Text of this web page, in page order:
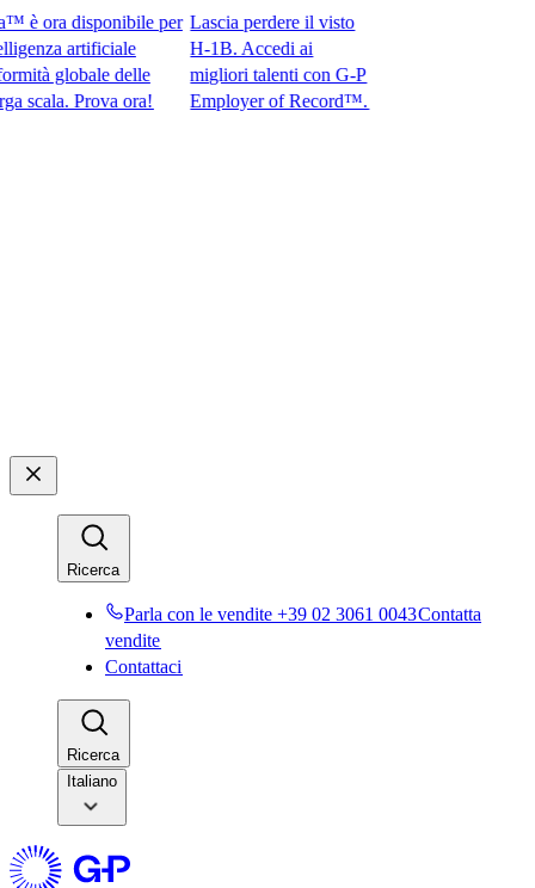
disponibile per
artificiale
globale delle
Prova ora!​​
Lascia perdere il visto
H-1B. Accedi ai
migliori talenti con G-P
Employer of Record™.​​
Ricerca​​
Parla con le vendite +39 02 3061 0043​​Contatta
vendite​​
Contattaci​​
Ricerca​​
Italiano